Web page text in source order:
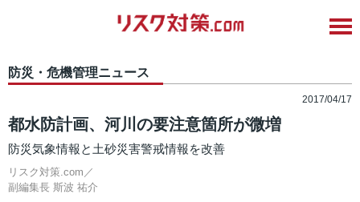
防災・危機管理ニュース
2017/04/17
都水防計画、河川の要注意箇所が微増
防災気象情報と土砂災害警戒情報を改善
リスク対策.com／
副編集長 斯波 祐介